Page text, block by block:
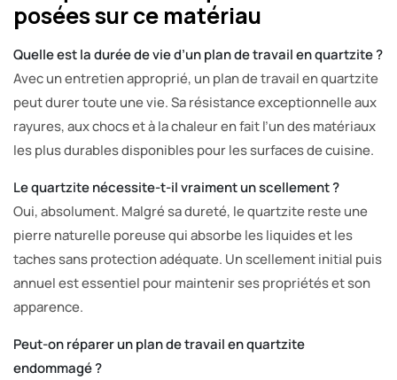
posées sur ce matériau
Quelle est la durée de vie d’un plan de travail en quartzite ?
Avec un entretien approprié, un plan de travail en quartzite
peut durer toute une vie. Sa résistance exceptionnelle aux
rayures, aux chocs et à la chaleur en fait l’un des matériaux
les plus durables disponibles pour les surfaces de cuisine.
Le quartzite nécessite-t-il vraiment un scellement ?
Oui, absolument. Malgré sa dureté, le quartzite reste une
pierre naturelle poreuse qui absorbe les liquides et les
taches sans protection adéquate. Un scellement initial puis
annuel est essentiel pour maintenir ses propriétés et son
apparence.
Peut-on réparer un plan de travail en quartzite
endommagé ?